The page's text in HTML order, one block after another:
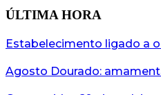
ÚLTIMA HORA